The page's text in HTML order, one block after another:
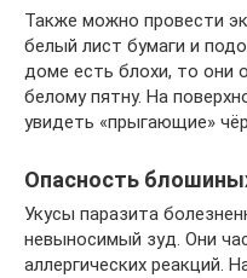
Также можно провести
белый лист бумаги и
доме есть блохи, то они
белому пятну. На
увидеть «прыгающие»
Опасность
Укусы паразита
невыносимый зуд. Они
аллергических реакций.